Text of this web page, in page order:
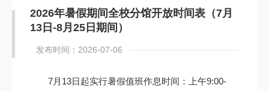
2026年暑假期间全校分馆开放时间表（7月
13日-8月25日期间）
发布时间：2026-07-06
7月13日起实行暑假值班作息时间：上午9:00-